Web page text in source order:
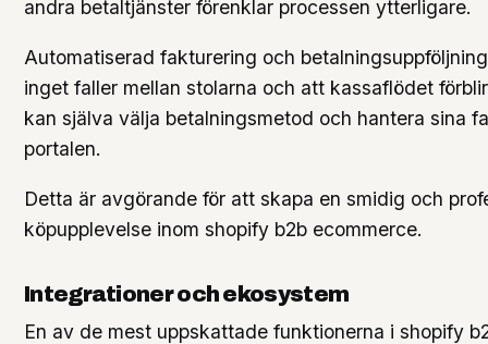
andra betaltjänster förenklar processen ytterligare.
Automatiserad fakturering och
inget faller mellan stolarna och att kassaflödet
kan själva välja betalningsmetod och hantera sina
portalen.
Detta är avgörande för att skapa en smidig och
köpupplevelse inom shopify b2b ecommerce.
Integrationer och ekosystem
En av de mest uppskattade funktionerna i shopify